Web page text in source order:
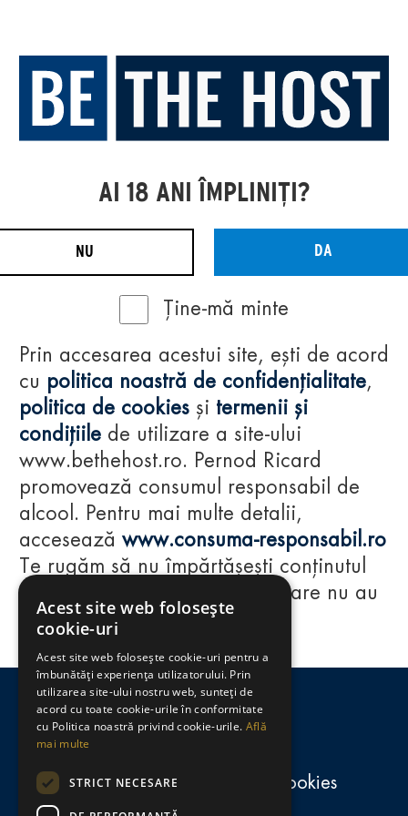
Regulamente
consumă-responsabil.ro
Politica de confidențialitate și cookies
AI 18 ANI ÎMPLINIȚI?
NU DA
Ține-mă minte
Prin accesarea acestui site, ești de acord
cu politica noastră de confidențialitate,
politica de cookies și termenii și
condițiile de utilizare a site-ului
www.bethehost.ro. Pernod Ricard
promovează consumul responsabil de
alcool. Pentru mai multe detalii,
accesează www.consuma-responsabil.ro
Te rugăm să nu împărtășești conținutul
acestui website cu persoane care nu au
împlinit vârsta de 18 ani.
Acest site web folosește
cookie-uri
Acest site web folosește cookie-uri pentru a
îmbunătăți experiența utilizatorului. Prin
utilizarea site-ului nostru web, sunteți de
acord cu toate cookie-urile în conformitate
cu Politica noastră privind cookie-urile. Află
mai multe
STRICT NECESARE